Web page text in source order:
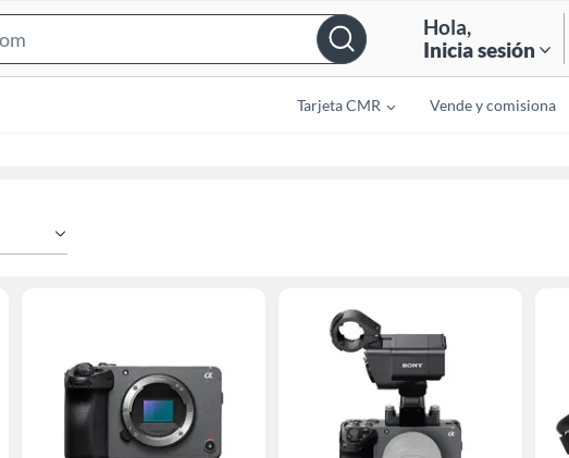
Bar
Hola,
Inicia sesión
Tarjeta CMR Vende y comisiona